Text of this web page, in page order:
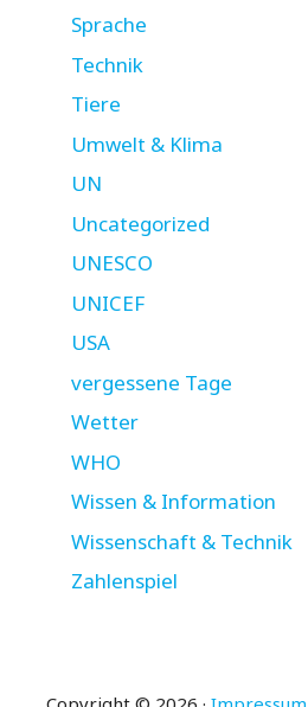
Sprache
Technik
Tiere
Umwelt & Klima
UN
Uncategorized
UNESCO
UNICEF
USA
vergessene Tage
Wetter
WHO
Wissen & Information
Wissenschaft & Technik
Zahlenspiel